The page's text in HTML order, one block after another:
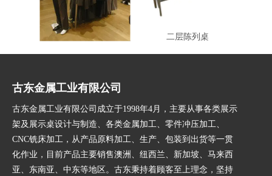
中岛服饰架 二层陈列桌
古东金属工业有限公司
古东金属工业有限公司成立于1998年4月，主要从事各类展示
架及展示桌设计与制造、各类金属加工、零件冲压加工、
CNC铣床加工，从产品原料加工、生产、包装到出货等一贯
化作业，目前产品主要销售澳洲、纽西兰、新加坡、马来西
亚、东南亚、中东等地区。古东秉持着顾客至上理念，坚持